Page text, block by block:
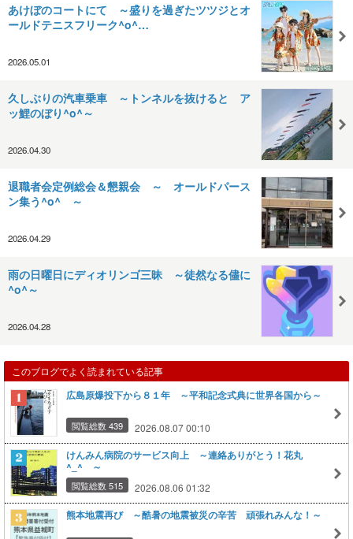
あけぼのコートにて ～盛りを過ぎたツツジとオ
ールドテニスフリーク^o^…
2026.05.01
久しぶりの汽車乗車 ～トンネルを抜けると ア
ッ鯉のぼり^o^～
2026.04.30
退職者会定例総会＆懇親会 ～ オールドパース
ン集う^o^ ～
2026.04.29
雨の日曜日にディオリンゴ三昧 ～徒然なる儘に
^o^～
2026.04.28
このブログでよく読まれている記事
広島原爆投下から８１年 ～平和記念式典に世界各国から～
閲覧総数 439 2026.08.07 00:10
けんみん病院のサービス向上 ～連絡ありがとう！花丸
^_^ ～
閲覧総数 515 2026.08.06 01:32
熊本地震再び ～酷暑の地震被災の辛苦 頑張れみんな！～